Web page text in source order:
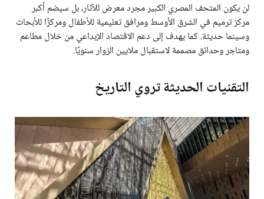
لن يكون المتحف المصري الكبير مجرد معرض للآثار، بل سيضم أكبر
مركز ترميم في الشرق الأوسط ومرافق تعليمية للأطفال ومركزًا للأبحاث
وسينما حديثة. كما يهدف إلى دعم الاقتصاد الإبداعي من خلال مطاعم
ومتاجر وحدائق مصممة لاستقبال ملايين الزوار سنويًا.
التقنيات الحديثة تروي التاريخ